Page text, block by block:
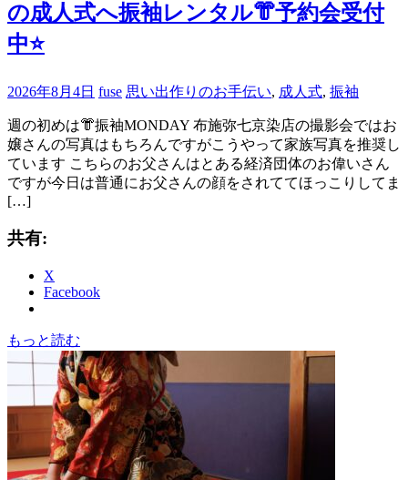
の成人式へ振袖レンタル👘予約会受付
中⭐️
2026年8月4日 fuse 思い出作りのお手伝い, 成人式, 振袖
週の初めは👘振袖MONDAY 布施弥七京染店の撮影会ではお
嬢さんの写真はもちろんですがこうやって家族写真を推奨し
ています こちらのお父さんはとある経済団体のお偉いさん
ですが今日は普通にお父さんの顔をされててほっこりしてま
[…]
共有:
X
Facebook
もっと読む